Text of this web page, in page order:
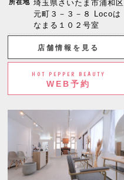
所在地 埼玉県さいたま市浦和区
元町３－３－８ Locoは
なまる１０２号室
店舗情報を見る
HOT PEPPER BEAUTY
WEB予約